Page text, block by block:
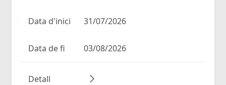
Data d'inici 31/07/2026
Data de fi 03/08/2026
Detall